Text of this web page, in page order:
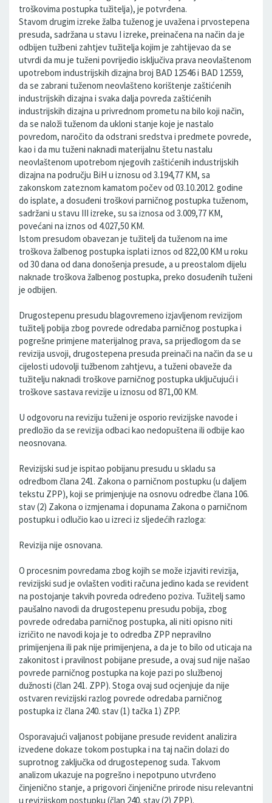
troškovima postupka tužitelja), je potvrđena.
Stavom drugim izreke žalba tuženog je uvažena i prvostepena
presuda, sadržana u stavu I izreke, preinačena na način da je
odbijen tužbeni zahtjev tužitelja kojim je zahtijevao da se
utvrdi da mu je tuženi povrijedio isključiva prava neovlaštenom
upotrebom industrijskih dizajna broj BAD 12546 i BAD 12559,
da se zabrani tuženom neovlašteno korištenje zaštićenih
industrijskih dizajna i svaka dalja povreda zaštićenih
industrijskih dizajna u privrednom prometu na bilo koji način,
da se naloži tuženom da ukloni stanje koje je nastalo
povredom, naročito da odstrani sredstva i predmete povrede,
kao i da mu tuženi naknadi materijalnu štetu nastalu
neovlaštenom upotrebom njegovih zaštićenih industrijskih
dizajna na području BiH u iznosu od 3.194,77 KM, sa
zakonskom zateznom kamatom počev od 03.10.2012. godine
do isplate, a dosuđeni troškovi parničnog postupka tuženom,
sadržani u stavu III izreke, su sa iznosa od 3.009,77 KM,
povećani na iznos od 4.027,50 KM.
Istom presudom obavezan je tužitelj da tuženom na ime
troškova žalbenog postupka isplati iznos od 822,00 KM u roku
od 30 dana od dana donošenja presude, a u preostalom dijelu
naknade troškova žalbenog postupka, preko dosuđenih tuženi
je odbijen.
Drugostepenu presudu blagovremeno izjavljenom revizijom
tužitelj pobija zbog povrede odredaba parničnog postupka i
pogrešne primjene materijalnog prava, sa prijedlogom da se
revizija usvoji, drugostepena presuda preinači na način da se u
cijelosti udovolji tužbenom zahtjevu, a tuženi obaveže da
tužitelju naknadi troškove parničnog postupka uključujući i
troškove sastava revizije u iznosu od 871,00 KM.
U odgovoru na reviziju tuženi je osporio revizijske navode i
predložio da se revizija odbaci kao nedopuštena ili odbije kao
neosnovana.
Revizijski sud je ispitao pobijanu presudu u skladu sa
odredbom člana 241. Zakona o parničnom postupku (u daljem
tekstu ZPP), koji se primjenjuje na osnovu odredbe člana 106.
stav (2) Zakona o izmjenama i dopunama Zakona o parničnom
postupku i odlučio kao u izreci iz sljedećih razloga:
Revizija nije osnovana.
O procesnim povredama zbog kojih se može izjaviti revizija,
revizijski sud je ovlašten voditi računa jedino kada se revident
na postojanje takvih povreda određeno poziva. Tužitelj samo
paušalno navodi da drugostepenu presudu pobija, zbog
povrede odredaba parničnog postupka, ali niti opisno niti
izričito ne navodi koja je to odredba ZPP nepravilno
primijenjena ili pak nije primijenjena, a da je to bilo od uticaja na
zakonitost i pravilnost pobijane presude, a ovaj sud nije našao
povrede parničnog postupka na koje pazi po službenoj
dužnosti (član 241. ZPP). Stoga ovaj sud ocjenjuje da nije
ostvaren revizijski razlog povrede odredaba parničnog
postupka iz člana 240. stav (1) tačka 1) ZPP.
Osporavajući valjanost pobijane presude revident analizira
izvedene dokaze tokom postupka i na taj način dolazi do
suprotnog zaključka od drugostepenog suda. Takvom
analizom ukazuje na pogrešno i nepotpuno utvrđeno
činjenično stanje, a prigovori činjenične prirode nisu relevantni
u revizijskom postupku (član 240. stav (2) ZPP).